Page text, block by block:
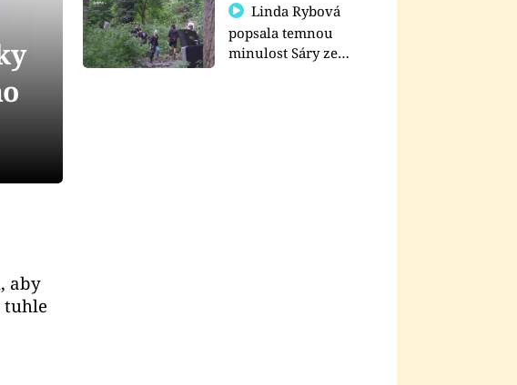
Linda Rybová
popsala temnou
minulost Sáry ze
aby
tuhle